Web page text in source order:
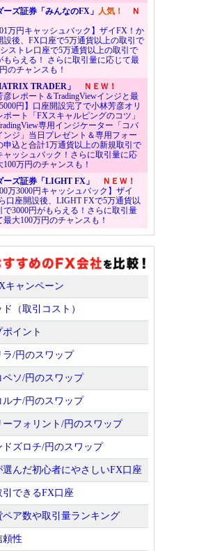
ーズ証券「みんなのFX」 人気！
Ｎ
万円キャッシュバック】ザイFX！か
設後、FX口座で5万通貨以上の取引で
ストレ口座で5万通貨以上の取引で
もらえる！ さらに取引量に応じて最
のチャンスも！
TRADER」
ＮＥＷ！
彦レポート＆TradingViewインジと最
円】口座開設完了で小林芳彦オリ
ポート「FXスキャルピングのコツ」
専用インジケーター「コバ
ンジ」当日プレゼント＆専用フォー
申込と合計1万通貨以上の新規取引で
ャッシュバック！さらに取引量に応
100万円のチャンスも！
ーズ証券「LIGHT FX」
ＮＥＷ！
万3000円キャッシュバック】ザイ
口座開設後、LIGHT FXで5万通貨以
で3000円がもらえる！さらに取引量
最大100万円のチャンスも！
キャンペーン
（取引コスト）
ポイント
ラ/円のスワップ
ペソ/円のスワップ
ルナ/円のスワップ
ーフォリント/円のスワップ
ドズロチ/円のスワップ
選んだ初心者にやさしいFX口座
引できるFX口座
ペア数や取引量ランキング
頼性